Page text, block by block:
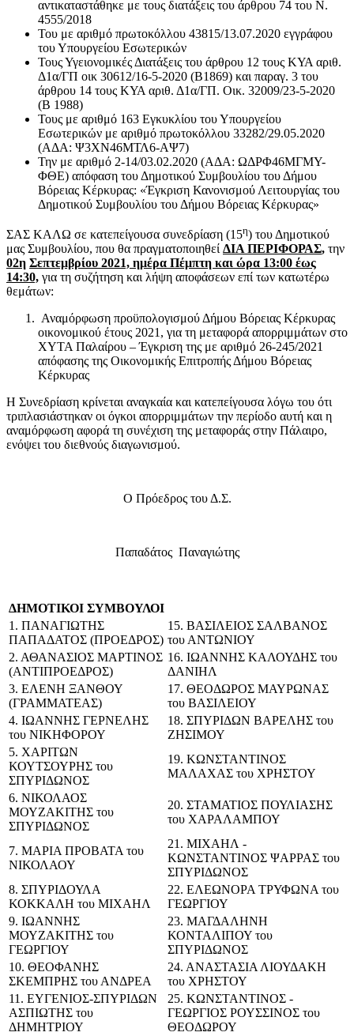
αντικαταστάθηκε με τους διατάξεις του άρθρου 74 του Ν.
4555/2018
Του με αριθμό πρωτοκόλλου 43815/13.07.2020 εγγράφου
του Υπουργείου Εσωτερικών
Τους Υγειονομικές Διατάξεις του άρθρου 12 τους ΚΥΑ αριθ.
Δ1α/ΓΠ οικ 30612/16-5-2020 (Β1869) και παραγ. 3 του
άρθρου 14 τους ΚΥΑ αριθ. Δ1α/ΓΠ. Οικ. 32009/23-5-2020
(Β 1988)
Τους με αριθμό 163 Εγκυκλίου του Υπουργείου
Εσωτερικών με αριθμό πρωτοκόλλου 33282/29.05.2020
(ΑΔΑ: Ψ3ΧΝ46ΜΤΛ6-ΑΨ7)
Την με αριθμό 2-14/03.02.2020 (ΑΔΑ: ΩΔΡΦ46ΜΓΜΥ-
ΦΘΕ) απόφαση του Δημοτικού Συμβουλίου του Δήμου
Βόρειας Κέρκυρας: «Έγκριση Κανονισμού Λειτουργίας του
Δημοτικού Συμβουλίου του Δήμου Βόρειας Κέρκυρας»
ΣΑΣ ΚΑΛΩ σε κατεπείγουσα συνεδρίαση (15η) του Δημοτικού
μας Συμβουλίου, που θα πραγματοποιηθεί ΔΙΑ ΠΕΡΙΦΟΡΑΣ, την
02η Σεπτεμβρίου 2021, ημέρα Πέμπτη και ώρα 13:00 έως
14:30, για τη συζήτηση και λήψη αποφάσεων επί των κατωτέρω
θεμάτων:
Αναμόρφωση προϋπολογισμού Δήμου Βόρειας Κέρκυρας
οικονομικού έτους 2021, για τη μεταφορά απορριμμάτων στο
ΧΥΤΑ Παλαίρου – Έγκριση της με αριθμό 26-245/2021
απόφασης της Οικονομικής Επιτροπής Δήμου Βόρειας
Κέρκυρας
Η Συνεδρίαση κρίνεται αναγκαία και κατεπείγουσα λόγω του ότι
τριπλασιάστηκαν οι όγκοι απορριμμάτων την περίοδο αυτή και η
αναμόρφωση αφορά τη συνέχιση της μεταφοράς στην Πάλαιρο,
ενόψει του διεθνούς διαγωνισμού.
Ο Πρόεδρος του Δ.Σ.
Παπαδάτος Παναγιώτης
ΔΗΜΟΤΙΚΟΙ ΣΥΜΒΟΥΛΟΙ
1. ΠΑΝΑΓΙΩΤΗΣ
ΠΑΠΑΔΑΤΟΣ (ΠΡΟΕΔΡΟΣ)
15. ΒΑΣΙΛΕΙΟΣ ΣΑΛΒΑΝΟΣ
του ΑΝΤΩΝΙΟΥ
2. ΑΘΑΝΑΣΙΟΣ ΜΑΡΤΙΝΟΣ
(ΑΝΤΙΠΡΟΕΔΡΟΣ)
16. ΙΩΑΝΝΗΣ ΚΑΛΟΥΔΗΣ του
ΔΑΝΙΗΛ
3. ΕΛΕΝΗ ΞΑΝΘΟΥ
(ΓΡΑΜΜΑΤΕΑΣ)
17. ΘΕΟΔΩΡΟΣ ΜΑΥΡΩΝΑΣ
του ΒΑΣΙΛΕΙΟΥ
4. ΙΩΑΝΝΗΣ ΓΕΡΝΕΛΗΣ
του ΝΙΚΗΦΟΡΟΥ
18. ΣΠΥΡΙΔΩΝ ΒΑΡΕΛΗΣ του
ΖΗΣΙΜΟΥ
5. ΧΑΡΙΤΩΝ
ΚΟΥΤΣΟΥΡΗΣ του
ΣΠΥΡΙΔΩΝΟΣ
19. ΚΩΝΣΤΑΝΤΙΝΟΣ
ΜΑΛΑΧΑΣ του ΧΡΗΣΤΟΥ
6. ΝΙΚΟΛΑΟΣ
ΜΟΥΖΑΚΙΤΗΣ του
ΣΠΥΡΙΔΩΝΟΣ
20. ΣΤΑΜΑΤΙΟΣ ΠΟΥΛΙΑΣΗΣ
του ΧΑΡΑΛΑΜΠΟΥ
7. ΜΑΡΙΑ ΠΡΟΒΑΤΑ του
ΝΙΚΟΛΑΟΥ
21. ΜΙΧΑΗΛ -
ΚΩΝΣΤΑΝΤΙΝΟΣ ΨΑΡΡΑΣ του
ΣΠΥΡΙΔΩΝΟΣ
8. ΣΠΥΡΙΔΟΥΛΑ
ΚΟΚΚΑΛΗ του ΜΙΧΑΗΛ
22. ΕΛΕΩΝΟΡΑ ΤΡΥΦΩΝΑ του
ΓΕΩΡΓΙΟΥ
9. ΙΩΑΝΝΗΣ
ΜΟΥΖΑΚΙΤΗΣ του
ΓΕΩΡΓΙΟΥ
23. ΜΑΓΔΑΛΗΝΗ
ΚΟΝΤΑΛΙΠΟΥ του
ΣΠΥΡΙΔΩΝΟΣ
10. ΘΕΟΦΑΝΗΣ
ΣΚΕΜΠΡΗΣ του ΑΝΔΡΕΑ
24. ΑΝΑΣΤΑΣΙΑ ΛΙΟΥΔΑΚΗ
του ΧΡΗΣΤΟΥ
11. ΕΥΓΕΝΙΟΣ-ΣΠΥΡΙΔΩΝ
ΑΣΠΙΩΤΗΣ του
ΔΗΜΗΤΡΙΟΥ
25. ΚΩΝΣΤΑΝΤΙΝΟΣ -
ΓΕΩΡΓΙΟΣ ΡΟΥΣΣΙΝΟΣ του
ΘΕΟΔΩΡΟΥ